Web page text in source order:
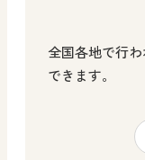
全国各地で行
できます。